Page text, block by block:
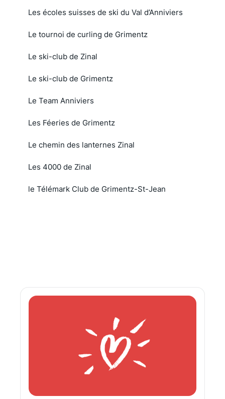
Les écoles suisses de ski du Val d’Anniviers
Le tournoi de curling de Grimentz
Le ski-club de Zinal
Le ski-club de Grimentz
Le Team Anniviers
Les Féeries de Grimentz
Le chemin des lanternes Zinal
Les 4000 de Zinal
le Télémark Club de Grimentz-St-Jean